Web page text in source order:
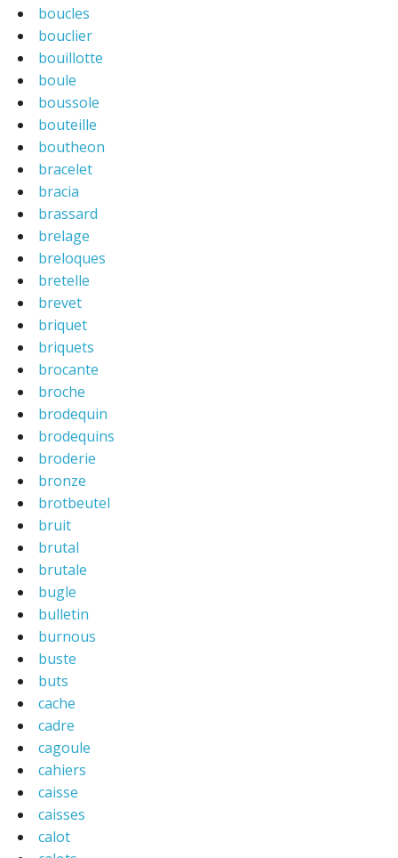
boucles
bouclier
bouillotte
boule
boussole
bouteille
boutheon
bracelet
bracia
brassard
brelage
breloques
bretelle
brevet
briquet
briquets
brocante
broche
brodequin
brodequins
broderie
bronze
brotbeutel
bruit
brutal
brutale
bugle
bulletin
burnous
buste
buts
cache
cadre
cagoule
cahiers
caisse
caisses
calot